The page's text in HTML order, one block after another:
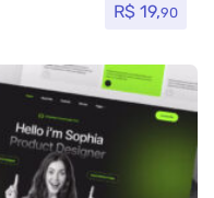
R$ 19,90